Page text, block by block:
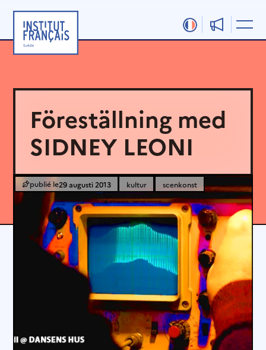
innehåll
Föreställning med
SIDNEY LEONI
29 augusti 2013 kultur scenkonst